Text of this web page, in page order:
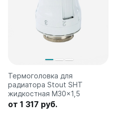
Термоголовка для
радиатора Stout SHT
жидкостная M30x1,5
от 1 317 руб.